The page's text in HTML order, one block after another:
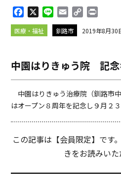
a
c
o
o
k
i
n
m
a
p
i
n
k
i
医療・福祉 釧路市 2019年8月30
中園はりきゅう院 記念
中園はりきゅう治療院（釧路市
はオープン８周年を記念し９月２
この記事は【会員限定】です
きをお読みいた